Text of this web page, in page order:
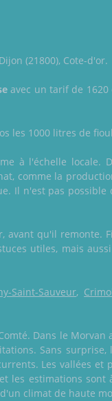
(21800), Cote-d'or.
avec un tarif de 1620
les 1000 litres de
à l'échelle locale.
comme la
Il n'est pas possible
avant qu'il remonte.
utiles, mais
Saint-Sauveur,
Dans le Morvan
Sans surprise,
Les vallées et
les estimations sont
climat de haute